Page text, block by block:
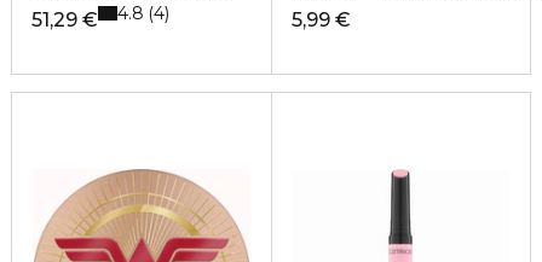
51,29 € 4.8 4 5,99 €